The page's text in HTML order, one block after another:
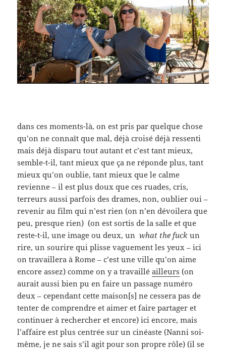
dans ces moments-là, on est pris par quelque chose
qu’on ne connaît que mal, déjà croisé déjà ressenti
mais déjà disparu tout autant et c’est tant mieux,
semble-t-il, tant mieux que ça ne réponde plus, tant
mieux qu’on oublie, tant mieux que le calme
revienne – il est plus doux que ces ruades, cris,
terreurs aussi parfois des drames, non, oublier oui –
revenir au film qui n’est rien (on n’en dévoilera que
peu, presque rien) (on est sortis de la salle et que
reste-t-il, une image ou deux, un what the fuckun
rire, un sourire qui plisse vaguement les yeux – ici
on travaillera à Rome – c’est une ville qu’on aime
encore assez) comme on y a travailléailleurs (on
aurait aussi bien pu en faire un passage numéro
deux – cependant cette maison[s] ne cessera pas de
tenter de comprendre et aimer et faire partager et
continuer à rechercher et encore) ici encore, mais
l’affaire est plus centrée sur un cinéaste (Nanni soi-
même, je ne sais s’il agit pour son propre rôle) (il se